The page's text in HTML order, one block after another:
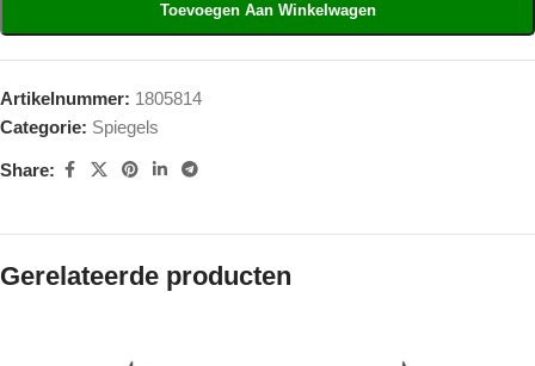
Toevoegen Aan Winkelwagen
Artikelnummer: 1805814
Categorie: Spiegels
Share:
Gerelateerde producten